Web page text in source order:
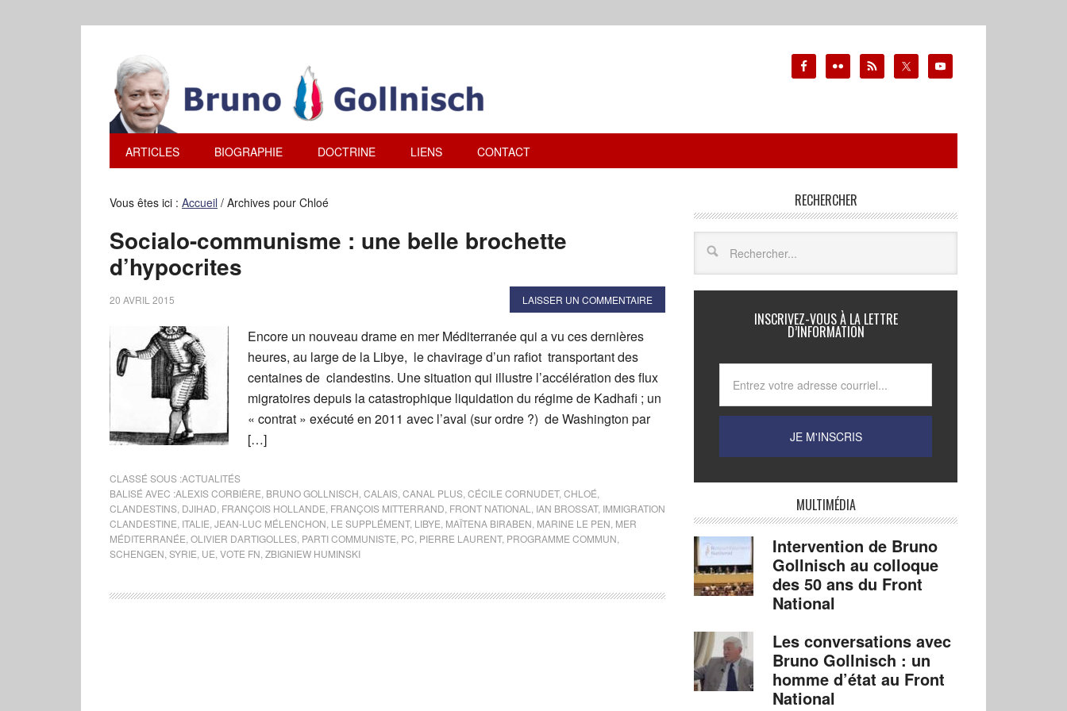
ARTICLES BIOGRAPHIE DOCTRINE LIENS CONTACT
Vous êtes ici : Accueil / Archives pour Chloé
Socialo-communisme : une belle brochette
d’hypocrites
20 AVRIL 2015 LAISSER UN COMMENTAIRE
Encore un nouveau drame en mer Méditerranée qui a vu ces dernières
heures, au large de la Libye, le chavirage d’un rafiot transportant des
centaines de clandestins. Une situation qui illustre l’accélération des flux
migratoires depuis la catastrophique liquidation du régime de Kadhafi ; un
« contrat » exécuté en 2011 avec l’aval (sur ordre ?) de Washington par
[…]
CLASSÉ SOUS :ACTUALITÉS
BALISÉ AVEC :ALEXIS CORBIÈRE BRUNO GOLLNISCH CALAIS CANAL PLUS CÉCILE CORNUDET, CHLOÉ
CLANDESTINS DJIHAD FRANÇOIS HOLLANDE FRANÇOIS MITTERRAND FRONT NATIONAL IAN BROSSAT, IMMIGRATION
CLANDESTINE ITALIE JEAN-LUC MÉLENCHON LE SUPPLÉMENT, LIBYE MAÏTENA BIRABEN MARINE LE PEN MER
MÉDITERRANÉE OLIVIER DARTIGOLLES PARTI COMMUNISTE PC PIERRE LAURENT, PROGRAMME COMMUN
SCHENGEN SYRIE UE VOTE FN ZBIGNIEW HUMINSKI
RECHERCHER
INSCRIVEZ-VOUS À LA LETTRE
D’INFORMATION
MULTIMÉDIA
Intervention de Bruno
Gollnisch au colloque
des 50 ans du Front
National
Les conversations avec
Bruno Gollnisch : un
homme d’état au Front
National